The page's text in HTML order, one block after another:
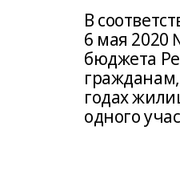
В
6 мая 2020
бюджета
годах
одного